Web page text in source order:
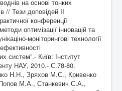
на основі тонких
// Тези доповідей II
конференції
оптимізації інновацій та
моніторингові технології
систем”.- Київ: Інститут
НАУ, 2010.- С.78-80.
Н.Н., Зряхов М.С., Кривенко
М.А., Станкевич С.А.,